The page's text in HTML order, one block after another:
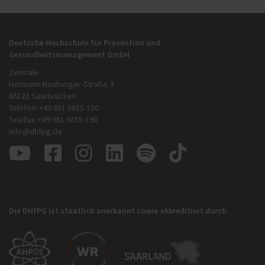
Deutsche Hochschule für Prävention und
Gesundheitsmanagement GmbH
Zentrale
Hermann-Neuberger-Straße 3
66123 Saarbrücken
Telefon: +49 681 6855-150
Telefax: +49 681 6855-190
info@dhfpg.de
Die DHfPG ist staatlich anerkannt sowie akkreditiert durch